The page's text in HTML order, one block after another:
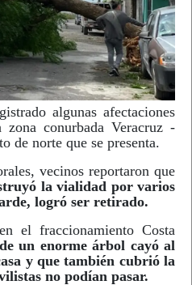
algunas afectaciones
conurbada Veracruz -
de norte que se presenta.
vecinos reportaron que
la vialidad por varios
logró ser retirado.
el fraccionamiento Costa
un enorme árbol cayó al
y que también cubrió la
no podían pasar.